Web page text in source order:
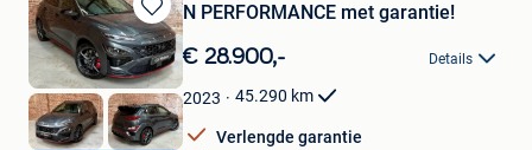
Bewaren
in
Mijn
Favorieten
N PERFORMANCE met garantie!
€ 28.900,- Details
2023 45.290 km
Verlengde garantie